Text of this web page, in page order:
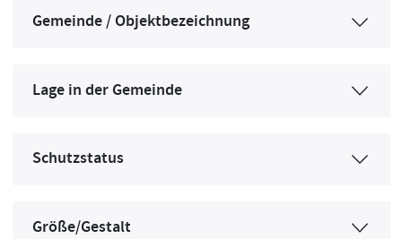
Gemeinde / Objektbezeichnung
Lage in der Gemeinde
Schutzstatus
Größe/Gestalt